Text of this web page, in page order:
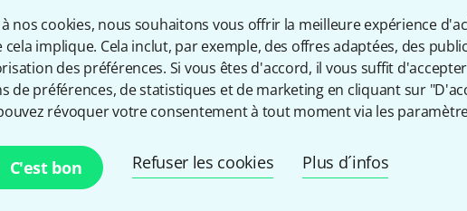
à nos cookies, nous souhaitons vous offrir la meilleure expérience
cela implique. Cela inclut, par exemple, des offres adaptées, des
des préférences. Si vous êtes d'accord, il vous suffit
de préférences, de statistiques et de marketing en cliquant sur
révoquer votre consentement à tout moment via les
C'est bon Refuser les cookies Plus d´infos
Positive Grid Spark Edge BK Bundle w/Battery
465 €